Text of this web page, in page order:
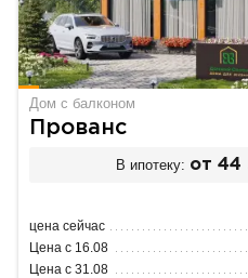
Дом с балконом
Прованс
В ипотеку: от 44
цена сейчас
Цена с 16.08
Цена с 31.08